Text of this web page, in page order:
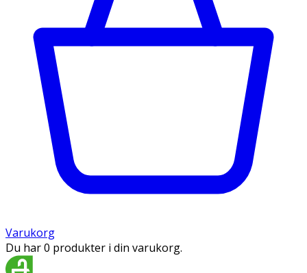
Varukorg
Du har 0 produkter i din varukorg.